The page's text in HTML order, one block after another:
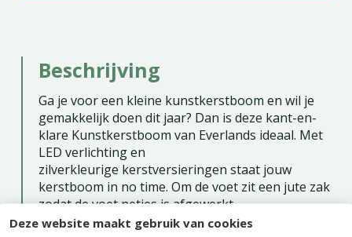
Deze website maakt gebruik van cookies
Beschrijving
Ga je voor een kleine kunstkerstboom en wil je
gemakkelijk doen dit jaar? Dan is deze kant-en-
klare Kunstkerstboom van Everlands ideaal. Met
LED verlichting en
zilverkleurige kerstversieringen staat jouw
kerstboom in no time. Om de voet zit een jute zak
zodat de voet netjes is afgewerkt.
De kerstboom heeft 60 tips met zachte naalden